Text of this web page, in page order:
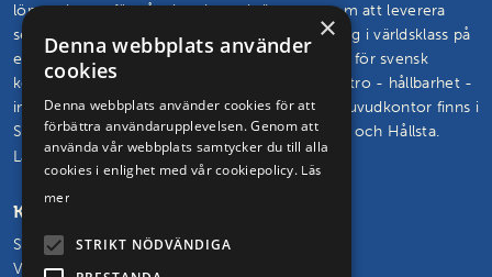
lönsamheten för våra kunder och ägare genom att leverera
semin, livdjur, rådgivning och branschutveckling i världsklass på
ett effektivt sätt. Vårt mål är att vända trenden för svensk
köttproduktion. Vi skapar och står för framtidstro - hållbarhet -
innovation – glädje. Svenska Köttföretagens huvudkontor finns i
Skövde och vi driver seminstationer i Hudaryd och Hållsta.
Läs mer om oss och vårt uppdrag
Kontakta oss
Svenska Köttföretagen AB
Vasagatan 29, 541 31 Skövde
×
Denna webbplats använder
cookies
Denna webbplats använder cookies för att
förbättra användarupplevelsen. Genom att
använda vår webbplats samtycker du till alla
cookies i enlighet med vår cookiepolicy. Läs
mer
STRIKT NÖDVÄNDIGA